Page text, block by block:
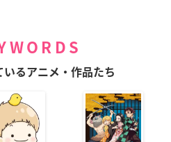
いるアニメ・作品たち